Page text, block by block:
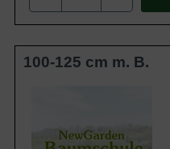
100-125 cm m. B.